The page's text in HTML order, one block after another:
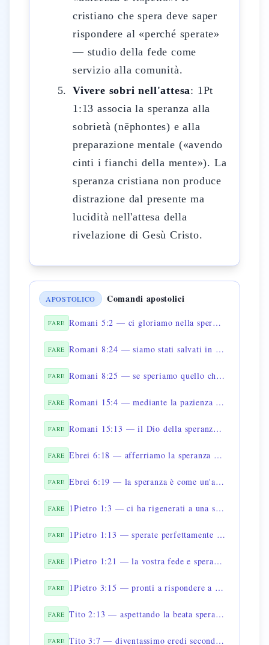
cristiano che spera deve saper
rispondere al «perché sperate»
— studio della fede come
servizio alla comunità.
Vivere sobri nell'attesa: 1Pt
1:13 associa la speranza alla
sobrietà (nēphontes) e alla
preparazione mentale («avendo
cinti i fianchi della mente»). La
speranza cristiana non produce
distrazione dal presente ma
lucidità nell'attesa della
rivelazione di Gesù Cristo.
APOSTOLICO Comandi apostolici
FARE Romani 5:2 — ci gloriamo nella speranza della gloria di Dio
FARE Romani 8:24 — siamo stati salvati in speranza
FARE Romani 8:25 — se speriamo quello che non vediamo lo aspettiamo con pazienza
FARE Romani 15:4 — mediante la pazienza e la consolazione delle Scritture abbiamo speranza
FARE Romani 15:13 — il Dio della speranza vi riempia di gioia e pace
FARE Ebrei 6:18 — afferriamo la speranza posta davanti a noi
FARE Ebrei 6:19 — la speranza è come un'ancora dell'anima
FARE 1Pietro 1:3 — ci ha rigenerati a una speranza viva
FARE 1Pietro 1:13 — sperate perfettamente nella grazia
FARE 1Pietro 1:21 — la vostra fede e speranza sono in Dio
FARE 1Pietro 3:15 — pronti a rispondere a chi vi domanda ragione della speranza
FARE Tito 2:13 — aspettando la beata speranza
FARE Tito 3:7 — diventassimo eredi secondo la speranza della vita eterna